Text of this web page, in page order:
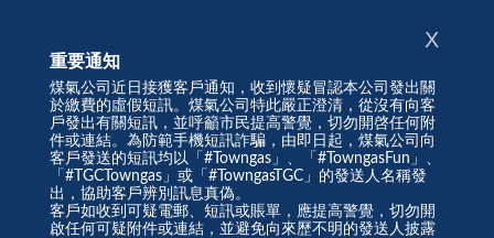
重要通知
煤氣公司近日接獲客戶通知，收到懷疑冒認本公司發出關
於繳費的虛假短訊。煤氣公司特此嚴正澄清，從沒有向客
戶發出有關短訊，並呼籲市民提高警覺，切勿開啓任何附
件或連結。為防範手機短訊詐騙，由即日起，煤氣公司向
客戶發送的短訊均以「#Towngas」、「#TowngasFun」、
「#TGCTowngas」或「#TowngasTGC」的發送人名稱發
出，協助客戶辨別訊息真偽。
客戶如收到可疑電郵、短訊或賬單，應提高警覺，切勿開
啟任何可疑附件或連結，並避免向來歷不明的發送人披露
X